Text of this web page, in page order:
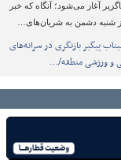
آغاز می‌شود؛ آنگاه که خبر
شنبه دشمن به شریان‌های…
پیگیر بازنگری در سرانه‌های
و ورزشی منطقه/…